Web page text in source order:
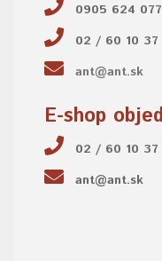
0905 624 077
02 / 60 10 37
ant@ant.sk
E-shop
02 / 60 10 37
ant@ant.sk